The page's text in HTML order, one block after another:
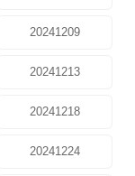
20241209
20241213
20241218
20241224